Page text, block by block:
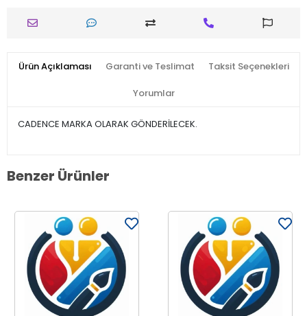
Ürün Açıklaması Garanti ve Teslimat Taksit Seçenekleri
Yorumlar
CADENCE MARKA OLARAK GÖNDERİLECEK.
Benzer Ürünler